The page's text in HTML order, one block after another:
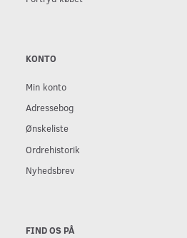
KONTO
Min konto
Adressebog
Ønskeliste
Ordrehistorik
Nyhedsbrev
FIND OS PÅ